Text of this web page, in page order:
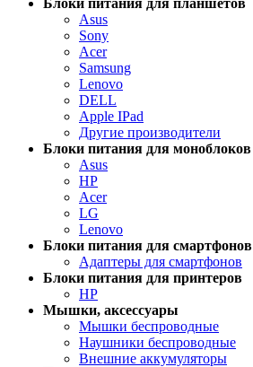
Asus
Sony
Acer
Samsung
Lenovo
DELL
Apple IPad
Другие производители
Блоки питания для моноблоков
Asus
HP
Acer
LG
Lenovo
Блоки питания для смартфонов
Адаптеры для смартфонов
Блоки питания для принтеров
HP
Мышки, аксессуары
Мышки беспроводные
Наушники беспроводные
Внешние аккумуляторы